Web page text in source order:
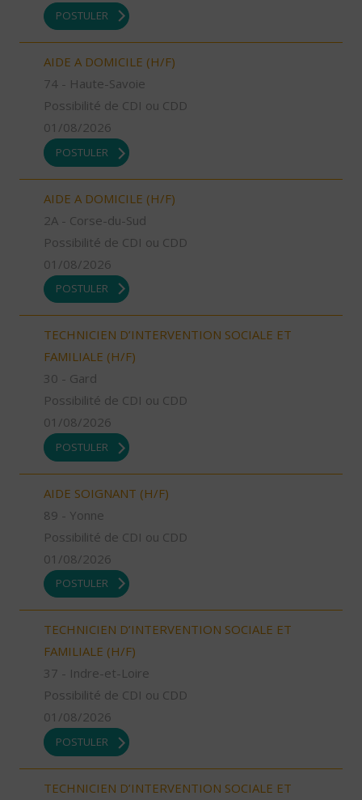
POSTULER
AIDE A DOMICILE (H/F)
74 - Haute-Savoie
Possibilité de CDI ou CDD
01/08/2026
POSTULER
AIDE A DOMICILE (H/F)
2A - Corse-du-Sud
Possibilité de CDI ou CDD
01/08/2026
POSTULER
TECHNICIEN D’INTERVENTION SOCIALE ET
FAMILIALE (H/F)
30 - Gard
Possibilité de CDI ou CDD
01/08/2026
POSTULER
AIDE SOIGNANT (H/F)
89 - Yonne
Possibilité de CDI ou CDD
01/08/2026
POSTULER
TECHNICIEN D’INTERVENTION SOCIALE ET
FAMILIALE (H/F)
37 - Indre-et-Loire
Possibilité de CDI ou CDD
01/08/2026
POSTULER
TECHNICIEN D’INTERVENTION SOCIALE ET